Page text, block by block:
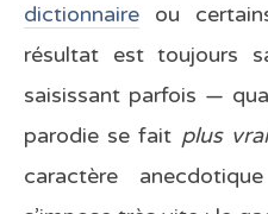
dictionnaire ou
résultat est toujours
saisissant parfois —
parodie se fait plus
caractère